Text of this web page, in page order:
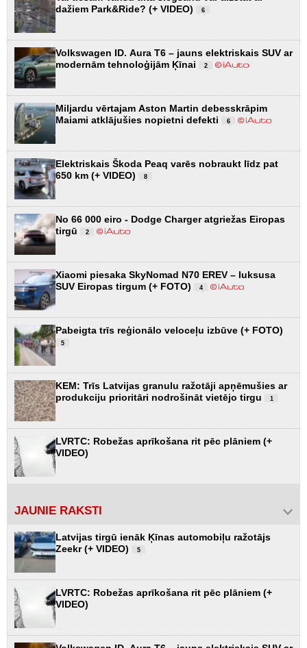
dažiem Park&Ride? (+ VIDEO)
6
Volkswagen ID. Aura T6 – jauns elektriskais SUV ar
modernām tehnoloģijām Ķīnai
2
Miljardu vērtajam Aston Martin debesskrāpim
Maiami atklājušies nopietni defekti
6
Elektriskais Škoda Peaq varēs nobraukt līdz pat
650 km (+ VIDEO)
8
No 66 000 eiro - Dodge Charger atgriežas Eiropas
tirgū
2
Xiaomi piesaka SkyNomad N70 EREV – luksusa
SUV Eiropas tirgum (+ FOTO)
4
Pabeigta trīs reģionālo veloceļu izbūve (+ FOTO)
5
KEM: Trīs Latvijas granulu ražotāji apņēmušies ar
produkciju prioritāri nodrošināt vietējo tirgu
1
LVRTC: Robežas aprīkošana rit pēc plāniem (+
VIDEO)
JAUNIE RAKSTI
Latvijas tirgū ienāk Ķīnas automobiļu ražotājs
Zeekr (+ VIDEO)
5
LVRTC: Robežas aprīkošana rit pēc plāniem (+
VIDEO)